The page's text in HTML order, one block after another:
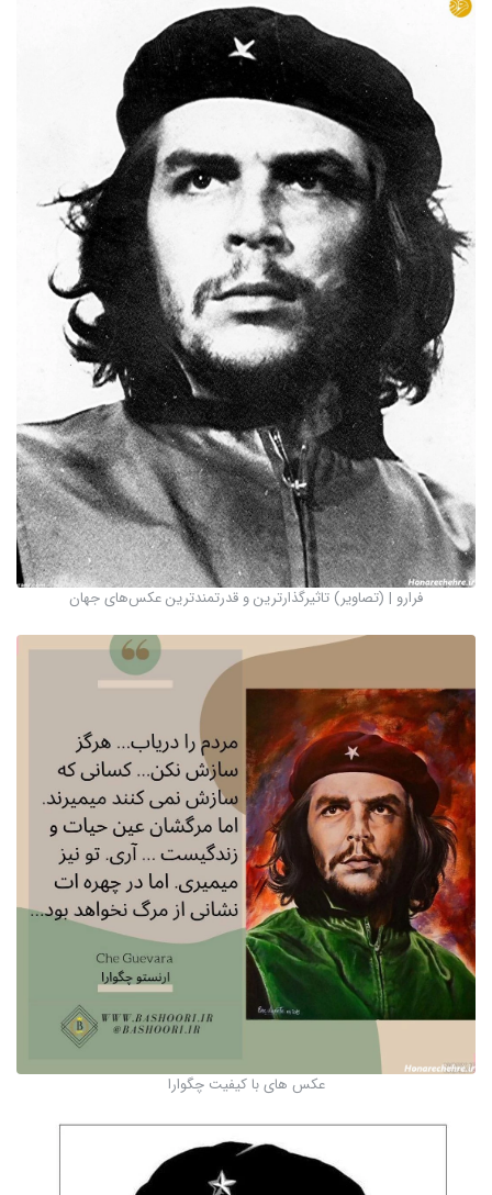
فرارو | (تصاویر) تاثیرگذارترین و قدرتمندترین عکس‌های جهان
عکس های با کیفیت چگوارا